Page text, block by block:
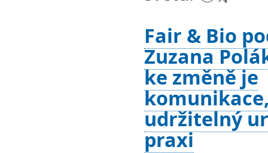
Fair & Bio
Zuzana
ke změně je
udržitelný
praxi